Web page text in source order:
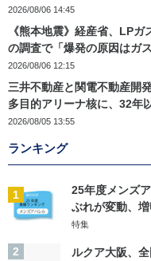
2026/08/06 14:45
《熊本地震》経産省、LP
の調査で「爆発の原因はガ
2026/08/06 12:15
三井不動産と関電不動産
多目的アリーナ核に、32年
2026/08/05 13:55
ランキング
1
25年度メンズ
ぶれが変動、
特集
2
ルクア大阪、